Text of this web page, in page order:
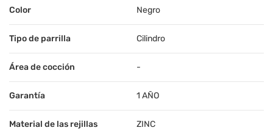
Color Negro
Tipo de parrilla Cilindro
Área de cocción -
Garantía 1 AÑO
Material de las rejillas ZINC